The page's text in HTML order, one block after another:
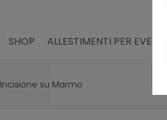
SHOP ALLESTIMENTI PER EVENTI
Incisione su Marmo